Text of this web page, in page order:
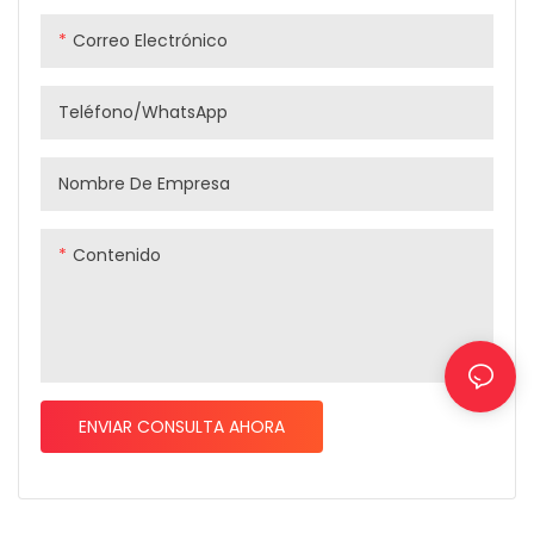
Correo Electrónico
Teléfono/WhatsApp
Nombre De Empresa
Contenido
ENVIAR CONSULTA AHORA